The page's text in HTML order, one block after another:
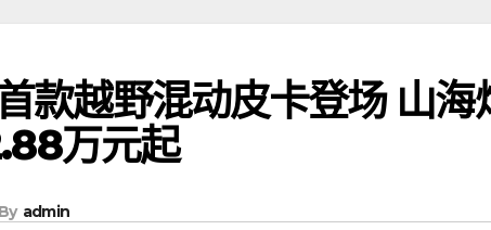
款越野混动皮卡登场 山
万元起
By admin